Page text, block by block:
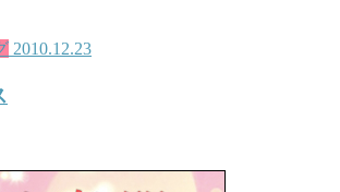
2010.12.23